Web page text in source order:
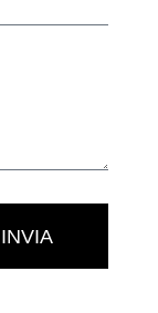
INVIA